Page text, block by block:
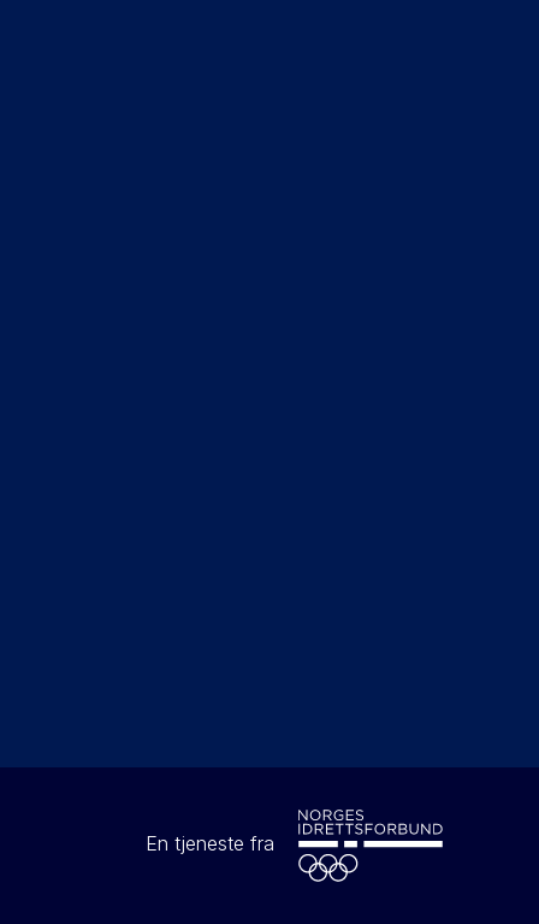
En tjeneste fra